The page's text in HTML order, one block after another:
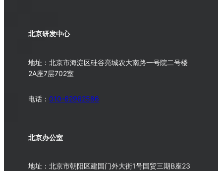
北京研发中心
地址：北京市海淀区硅谷亮城农大南路一号院二号楼
2A座7层702室
电话：010-62962586
北京办公室
地址：北京市朝阳区建国门外大街1号国贸三期B座23